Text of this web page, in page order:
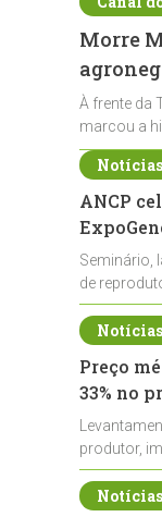
Morre
À frente da
marcou a
ANCP
Seminário,
de
durante a
Preço
33% no
produtor,
de leite cru